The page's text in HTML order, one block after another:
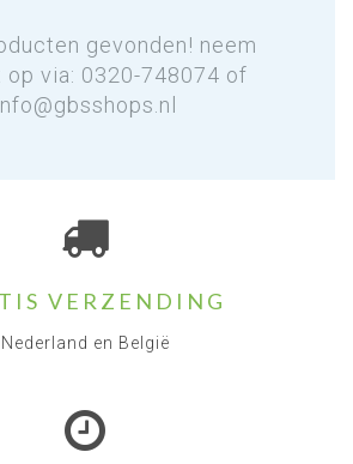
gevonden! neem
via: 0320-748074 of
VERZENDING
Nederland en België